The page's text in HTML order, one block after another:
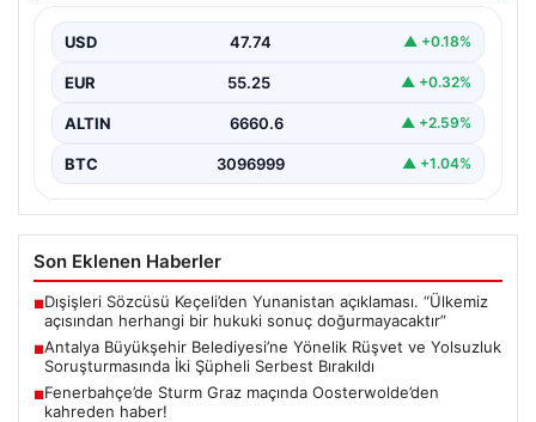
Bırakıldı
Antalya Büyükşehir Belediyesi'ne bağlı gerçekleştirilen
rüşvet ve yolsuzluk soruşturması kapsamında önemli
USD 47.74 ▲ +0.18%
EUR 55.25 ▲ +0.32%
ALTIN 6660.6 ▲ +2.59%
BTC 3096999 ▲ +1.04%
Son Eklenen Haberler
■Dışişleri Sözcüsü Keçeli’den Yunanistan açıklaması. “Ülkemiz
açısından herhangi bir hukuki sonuç doğurmayacaktır”
■Antalya Büyükşehir Belediyesi’ne Yönelik Rüşvet ve Yolsuzluk
Soruşturmasında İki Şüpheli Serbest Bırakıldı
■Fenerbahçe’de Sturm Graz maçında Oosterwolde’den
kahreden haber!